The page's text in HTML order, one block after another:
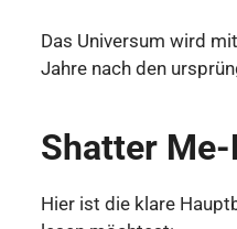
Das Universum wird mit
Jahre nach den
Shatter
Hier ist die klare